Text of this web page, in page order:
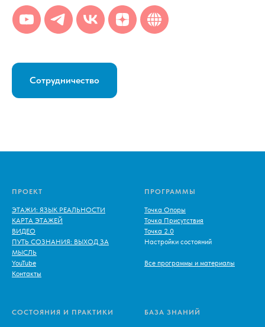
Сотрудничество
ПРОЕКТ
ЭТАЖИ: ЯЗЫК РЕАЛЬНОСТИ
КАРТА ЭТАЖЕЙ
ВИДЕО
ПУТЬ СОЗНАНИЯ: ВЫХОД ЗА
МЫСЛЬ
YouTube
Контакты
ПРОГРАММЫ
Точка Опоры
Точка Присутствия
Точка 2.0
Настройки состояний
Все программы и материалы
СОСТОЯНИЯ И ПРАКТИКИ БАЗА ЗНАНИЙ